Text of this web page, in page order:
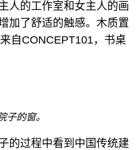
人的工作室和女主人的画
加了舒适的触感。木质置
自CONCEPT101，书桌
的窗。
的过程中看到中国传统建